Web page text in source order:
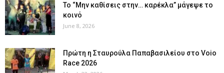
Το “Μην καθίσεις στην… καρέκλα” μάγεψε το
κοινό
June 8, 2026
Πρώτη η Σταυρούλα Παπαβασιλείου στο Voio
Race 2026